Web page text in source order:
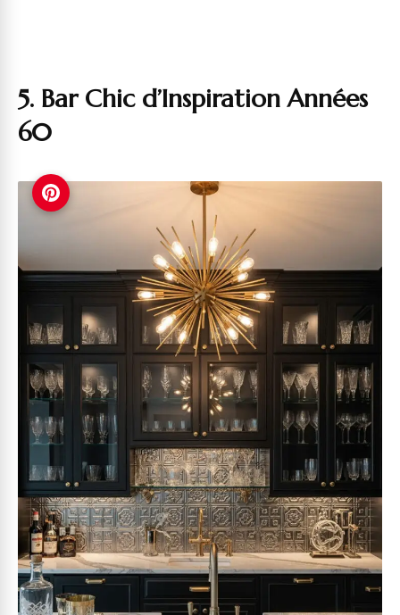
5. Bar Chic d’Inspiration Années
60